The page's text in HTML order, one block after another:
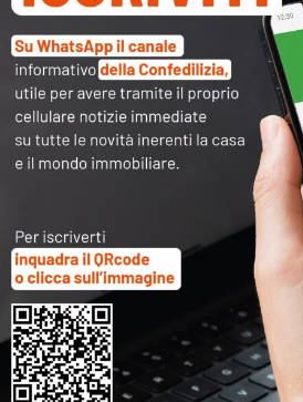
Archivi
Categorie